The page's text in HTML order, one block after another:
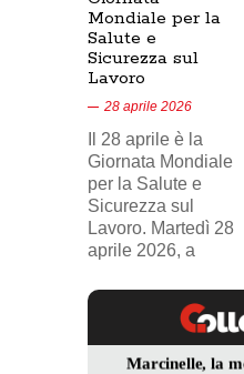
Mondiale per la
Salute e
Sicurezza sul
Lavoro
28 aprile 2026
Il 28 aprile è la
Giornata Mondiale
per la Salute e
Sicurezza sul
Lavoro. Martedì 28
aprile 2026, a